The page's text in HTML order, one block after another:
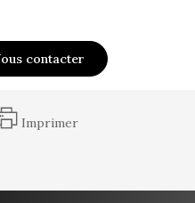
contacter
Imprimer